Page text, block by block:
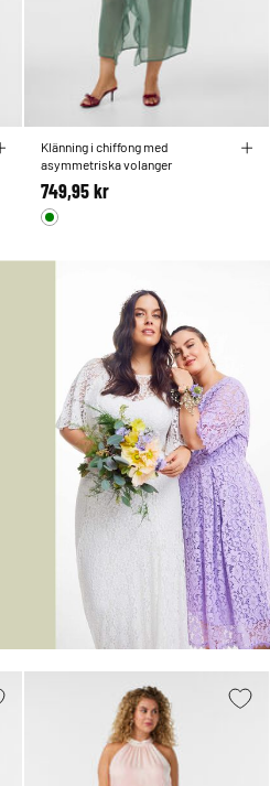
Klänning i chiffong med
asymmetriska volanger
749,95 kr